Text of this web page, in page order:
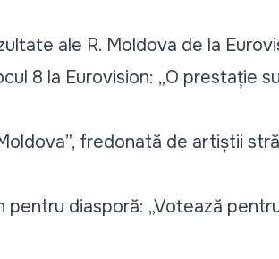
ale R. Moldova de la
8 la Eurovision: „O prestație
fredonată de artiștii
pentru diasporă: „Votează